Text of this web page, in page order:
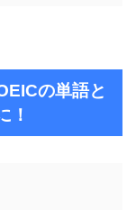
の単語と
！